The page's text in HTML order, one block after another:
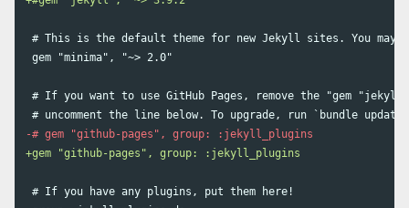
# This is the default theme for new Jekyll sites. You may
gem "minima", "~> 2.0"
# If you want to use GitHub Pages, remove the "gem
# If you have any plugins, put them here!